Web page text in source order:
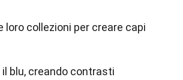
collezioni per creare capi
il blu, creando contrasti